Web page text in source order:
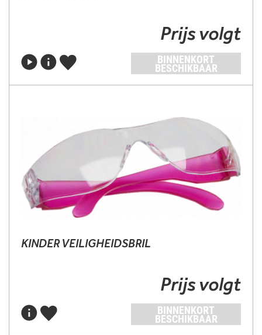
Prijs volgt
BINNENKORT
BESCHIKBAAR
KINDER VEILIGHEIDSBRIL
Prijs volgt
BINNENKORT
BESCHIKBAAR